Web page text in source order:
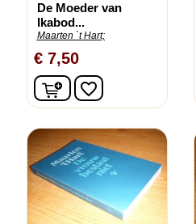
De Moeder van
Ikabod...
Maarten `t Hart;
€ 7,50
In winkelwagen
favorite_border